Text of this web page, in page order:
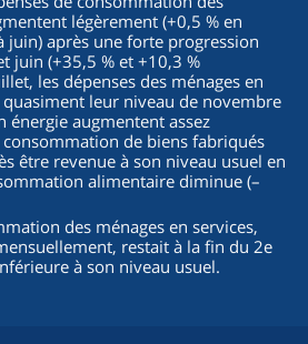
légèrement (+0,5 % en
après une forte progression
juin (+35,5 % et +10,3 %
les dépenses des ménages en
leur niveau de novembre
énergie augmentent assez
de biens fabriqués
être revenue à son niveau usuel en
alimentaire diminue (–
des ménages en services,
restait à la fin du 2e
à son niveau usuel.